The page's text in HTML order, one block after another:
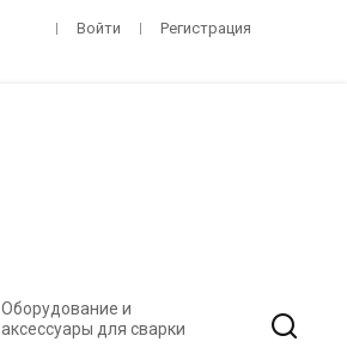
Войти Регистрация
Оборудование и
аксессуары для сварки